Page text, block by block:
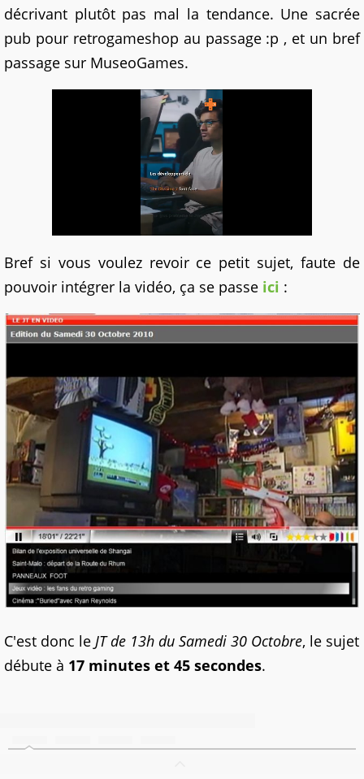
décrivant plutôt pas mal la tendance. Une sacrée
pub pour retrogameshop au passage :p , et un bref
passage sur MuseoGames.
Bref si vous voulez revoir ce petit sujet, faute de
pouvoir intégrer la vidéo, ça se passe ici :
C'est donc le JT de 13h du Samedi 30 Octobre, le sujet
débute à 17 minutes et 45 secondes.